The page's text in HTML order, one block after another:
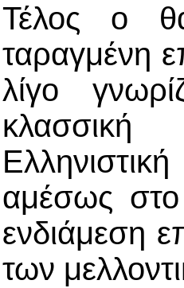
Τέλος ο
ταραγμένη
λίγο
αμέσως στο
ενδιάμεση
των